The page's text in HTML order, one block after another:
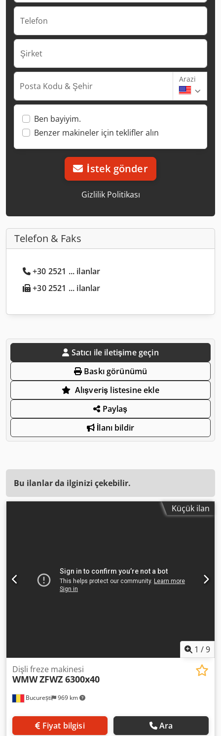
Telefon
Şirket
Posta Kodu & Şehir
Arazi
Ben bayiyim.
Benzer makineler için teklifler alın
İstek gönder
Gizlilik Politikası
Telefon & Faks
+30 2521 ... ilanlar
+30 2521 ... ilanlar
Satıcı ile iletişime geçin
Baskı görünümü
Alışveriş listesine ekle
Paylaş
İlanı bildir
Bu ilanlar da ilginizi çekebilir.
Küçük ilan
1 /9
București 969 km
Dişli freze makinesi
WMWZFWZ 6300x40
Fiyat bilgisi Ara